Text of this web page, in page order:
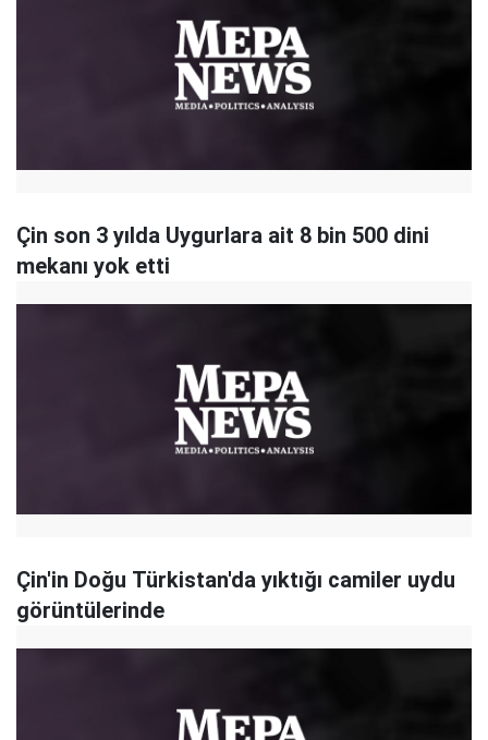
Çin son 3 yılda Uygurlara ait 8 bin 500 dini
mekanı yok etti
Çin'in Doğu Türkistan'da yıktığı camiler uydu
görüntülerinde